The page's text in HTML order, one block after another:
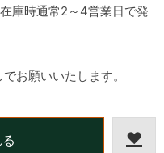
庫時通常2～4営業日で発
お願いいたします。